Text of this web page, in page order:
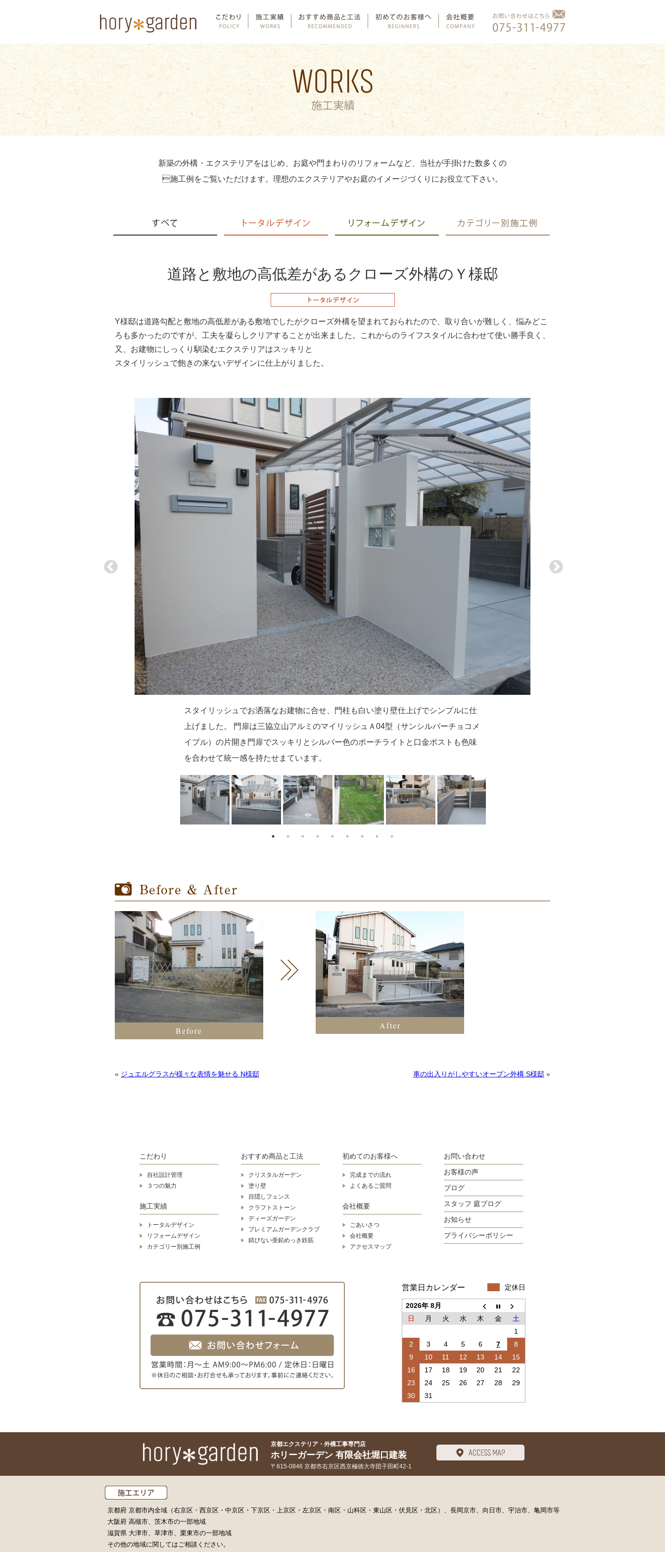
新築の外構・エクステリアをはじめ、お庭や門まわりのリフォームなど、当社が手掛けた数多くの
施工例をご覧いただけます。理想のエクステリアやお庭のイメージづくりにお役立て下さい。
道路と敷地の高低差があるクローズ外構のＹ様邸
Y様邸は道路勾配と敷地の高低差がある敷地でしたがクローズ外構を望まれておられたので、取り合いが難しく、悩みどこ
ろも多かったのですが、工夫を凝らしクリアすることが出来ました。これからのライフスタイルに合わせて使い勝手良く、
又、お建物にしっくり馴染むエクステリアはスッキリと
スタイリッシュで飽きの来ないデザインに仕上がりました。
スタイリッシュでお洒落なお建物に合せ、門柱も白い塗り壁仕上げでシンプルに仕
上げました。 門扉は三協立山アルミのマイリッシュＡ04型（サンシルバーチョコメ
イプル）の片開き門扉でスッキリとシルバー色のポーチライトと口金ポストも色味
を合わせて統一感を持たせまています。
高低差と勾配が重なる土地の形状は悩みどころも多かったのですが、 三協立山アル
ミカムフィエースワイドと跳ね上げ門扉ラピーネワイド１型を設置し、スッキリと
収めることが出来ました。
アプローチは洗い出し仕上げにピンコロの見切りをつけて仕上げています。
お庭は既存の樹木と景石を残しつつ、残りのスペースに芝を張りました。 広いお庭
はお子様の遊び場として、又、ご家族でバーべキューなど、寛ぎのスペースとなり
ました。
ガレージ横のお庭スペースは防草シートの上に砂利を敷きました。 お庭の延長とな
るこのスペースはこれからどのように使うか考えるのも楽しみの１つですね。 勿
論、お子様の遊び場としてもゆったりのスペースです。
駐車スペースの後ろにはそのままお庭へ行けるように階段を作りました。 これなら
門まで回らなくて良いので重たいものも運び入れやすいですね。
駐車スペースとアプローチの間にも階段を設け、門まで回らずとも玄関へ出入りで
きるようにしました。 毎日の事だからこそ、出来るだけ行き来しやすいようにと考
えました。
門柱にはガラスブロックを入れてポイントを付けました。 あえて色物を使わず、ガ
ラスの透明感とクールさが引き立つようにしました。
夜は門灯の優しい光でお客様をお迎えします。可愛いモデルさんが写真におさまっ
てくれました＾＾
Before
After
« ジュエルグラスが様々な表情を魅せる N様邸 車の出入りがしやすいオープン外構 S様邸 »
こだわり
自社設計管理
３つの魅力
施工実績
トータルデザイン
リフォームデザイン
カテゴリー別施工例
おすすめ商品と工法
クリスタルガーデン
塗り壁
目隠しフェンス
クラフトストーン
ディーズガーデン
プレミアムガーデンクラブ
錆びない亜鉛めっき鉄筋
初めてのお客様へ
完成までの流れ
よくあるご質問
会社概要
ごあいさつ
会社概要
アクセスマップ
お問い合わせ
お客様の声
ブログ
スタッフ 庭ブログ
お知らせ
プライバシーポリシー
営業日カレンダー
2026年 8月
日
月 火 水 木 金
土
1
2
3 4 5 6 7
8
9
10 11 12 13 14
15
16
17 18 19 20 21
22
23
24 25 26 27 28
29
30
31
定休日
京都エクステリア・外構工事専門店
ホリーガーデン 有限会社堀口建装
〒615-0846 京都市右京区西京極徳大寺団子田町42-1
京都府 京都市内全域（右京区・西京区・中京区・下京区・上京区・左京区・南区・山科区・東山区・伏見区・北区）、長岡京市、向日市、宇治市、亀岡市等
大阪府 高槻市、茨木市の一部地域
滋賀県 大津市、草津市、栗東市の一部地域
その他の地域に関してはご相談ください。